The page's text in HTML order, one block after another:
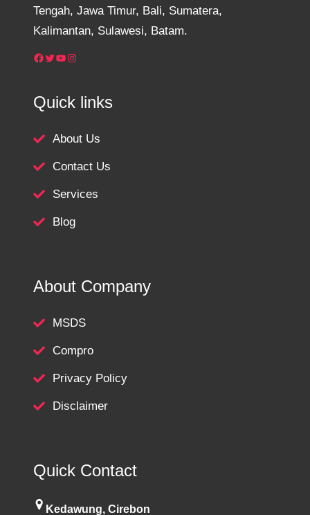
Tengah, Jawa Timur, Bali, Sumatera,
Kalimantan, Sulawesi, Batam.
Facebook Twitter YouTube Instagram
Quick links
About Us
Contact Us
Services
Blog
About Company
MSDS
Compro
Privacy Policy
Disclaimer
Quick Contact
Kedawung, Cirebon